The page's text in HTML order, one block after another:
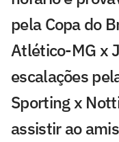
pela Copa do
Atlético-MG x
escalações
Sporting x
assistir ao